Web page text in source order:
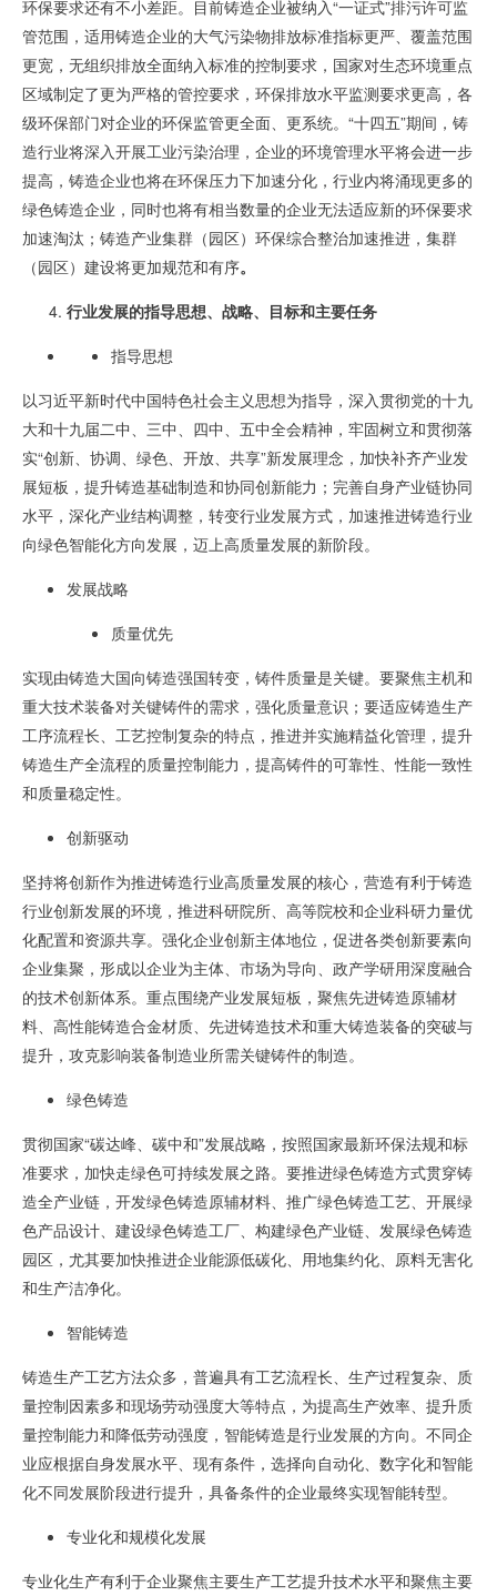
环保要求还有不小差距。目前铸造企业被纳入“一证式”排污许可监
管范围，适用铸造企业的大气污染物排放标准指标更严、覆盖范围
更宽，无组织排放全面纳入标准的控制要求，国家对生态环境重点
区域制定了更为严格的管控要求，环保排放水平监测要求更高，各
级环保部门对企业的环保监管更全面、更系统。“十四五”期间，铸
造行业将深入开展工业污染治理，企业的环境管理水平将会进一步
提高，铸造企业也将在环保压力下加速分化，行业内将涌现更多的
绿色铸造企业，同时也将有相当数量的企业无法适应新的环保要求
加速淘汰；铸造产业集群（园区）环保综合整治加速推进，集群
（园区）建设将更加规范和有序。
行业发展的指导思想、战略、目标和主要任务
指导思想
以习近平新时代中国特色社会主义思想为指导，深入贯彻党的十九
大和十九届二中、三中、四中、五中全会精神，牢固树立和贯彻落
实“创新、协调、绿色、开放、共享”新发展理念，加快补齐产业发
展短板，提升铸造基础制造和协同创新能力；完善自身产业链协同
水平，深化产业结构调整，转变行业发展方式，加速推进铸造行业
向绿色智能化方向发展，迈上高质量发展的新阶段。
发展战略
质量优先
实现由铸造大国向铸造强国转变，铸件质量是关键。要聚焦主机和
重大技术装备对关键铸件的需求，强化质量意识；要适应铸造生产
工序流程长、工艺控制复杂的特点，推进并实施精益化管理，提升
铸造生产全流程的质量控制能力，提高铸件的可靠性、性能一致性
和质量稳定性。
创新驱动
坚持将创新作为推进铸造行业高质量发展的核心，营造有利于铸造
行业创新发展的环境，推进科研院所、高等院校和企业科研力量优
化配置和资源共享。强化企业创新主体地位，促进各类创新要素向
企业集聚，形成以企业为主体、市场为导向、政产学研用深度融合
的技术创新体系。重点围绕产业发展短板，聚焦先进铸造原辅材
料、高性能铸造合金材质、先进铸造技术和重大铸造装备的突破与
提升，攻克影响装备制造业所需关键铸件的制造。
绿色铸造
贯彻国家“碳达峰、碳中和”发展战略，按照国家最新环保法规和标
准要求，加快走绿色可持续发展之路。要推进绿色铸造方式贯穿铸
造全产业链，开发绿色铸造原辅材料、推广绿色铸造工艺、开展绿
色产品设计、建设绿色铸造工厂、构建绿色产业链、发展绿色铸造
园区，尤其要加快推进企业能源低碳化、用地集约化、原料无害化
和生产洁净化。
智能铸造
铸造生产工艺方法众多，普遍具有工艺流程长、生产过程复杂、质
量控制因素多和现场劳动强度大等特点，为提高生产效率、提升质
量控制能力和降低劳动强度，智能铸造是行业发展的方向。不同企
业应根据自身发展水平、现有条件，选择向自动化、数字化和智能
化不同发展阶段进行提升，具备条件的企业最终实现智能转型。
专业化和规模化发展
专业化生产有利于企业聚焦主要生产工艺提升技术水平和聚焦主要